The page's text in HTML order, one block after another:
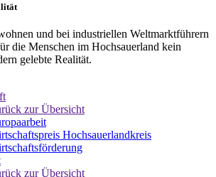
und bei industriellen Weltmarktführern
die Menschen im Hochsauerland kein
gelebte Realität.
zur Übersicht
Hochsauerlandkreis
zur Übersicht